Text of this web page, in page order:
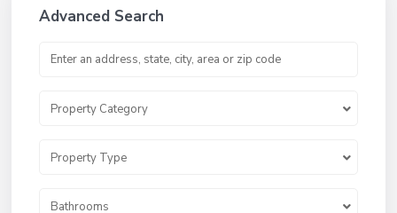
Advanced Search
Property Category
Property Type
Bathrooms